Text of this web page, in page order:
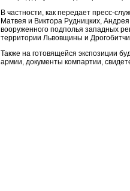
В частности, как передает пресс-
Матвея и Виктора Рудницких,
вооруженного подполья западных
территории Львовщины и
Также на готовящейся экспозиции
армии, документы компартии,